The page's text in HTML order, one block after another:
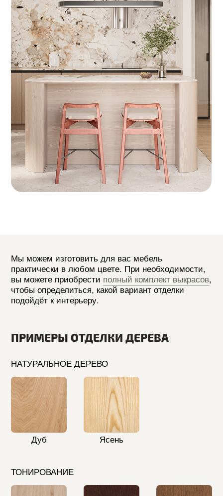
LANVIN497
LANVIN130
LANVIN010
Avelina 9981
Avelina 9611
Avelina 9534
Avelina 9516
Avelina 9392
ВЕЛЮР
Гольфстрим
Красная
прощадь
*обратите внимание, что в зависимости